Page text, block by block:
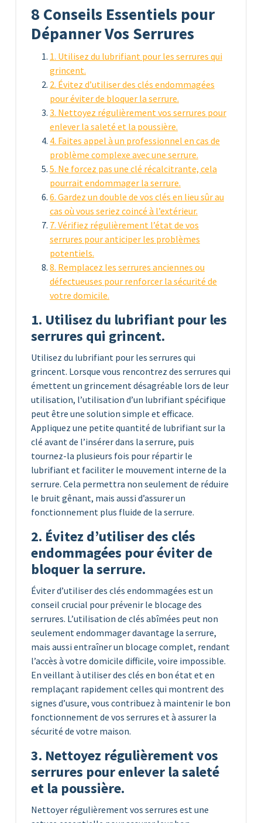
8 Conseils Essentiels pour
Dépanner Vos Serrures
1. Utilisez du lubrifiant pour les serrures qui
grincent.
2. Évitez d’utiliser des clés endommagées
pour éviter de bloquer la serrure.
3. Nettoyez régulièrement vos serrures pour
enlever la saleté et la poussière.
4. Faites appel à un professionnel en cas de
problème complexe avec une serrure.
5. Ne forcez pas une clé récalcitrante, cela
pourrait endommager la serrure.
6. Gardez un double de vos clés en lieu sûr au
cas où vous seriez coincé à l’extérieur.
7. Vérifiez régulièrement l’état de vos
serrures pour anticiper les problèmes
potentiels.
8. Remplacez les serrures anciennes ou
défectueuses pour renforcer la sécurité de
votre domicile.
1. Utilisez du lubrifiant pour les
serrures qui grincent.
Utilisez du lubrifiant pour les serrures qui
grincent. Lorsque vous rencontrez des serrures qui
émettent un grincement désagréable lors de leur
utilisation, l’utilisation d’un lubrifiant spécifique
peut être une solution simple et efficace.
Appliquez une petite quantité de lubrifiant sur la
clé avant de l’insérer dans la serrure, puis
tournez-la plusieurs fois pour répartir le
lubrifiant et faciliter le mouvement interne de la
serrure. Cela permettra non seulement de réduire
le bruit gênant, mais aussi d’assurer un
fonctionnement plus fluide de la serrure.
2. Évitez d’utiliser des clés
endommagées pour éviter de
bloquer la serrure.
Éviter d’utiliser des clés endommagées est un
conseil crucial pour prévenir le blocage des
serrures. L’utilisation de clés abîmées peut non
seulement endommager davantage la serrure,
mais aussi entraîner un blocage complet, rendant
l’accès à votre domicile difficile, voire impossible.
En veillant à utiliser des clés en bon état et en
remplaçant rapidement celles qui montrent des
signes d’usure, vous contribuez à maintenir le bon
fonctionnement de vos serrures et à assurer la
sécurité de votre maison.
3. Nettoyez régulièrement vos
serrures pour enlever la saleté
et la poussière.
Nettoyer régulièrement vos serrures est une